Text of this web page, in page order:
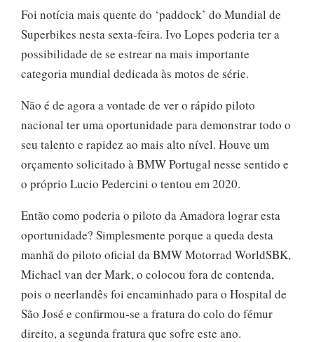
Foi notícia mais quente do ‘paddock’ do Mundial de
Superbikes nesta sexta-feira. Ivo Lopes poderia ter a
possibilidade de se estrear na mais importante
categoria mundial dedicada às motos de série.
Não é de agora a vontade de ver o rápido piloto
nacional ter uma oportunidade para demonstrar todo o
seu talento e rapidez ao mais alto nível. Houve um
orçamento solicitado à BMW Portugal nesse sentido e
o próprio Lucio Pedercini o tentou em 2020.
Então como poderia o piloto da Amadora lograr esta
oportunidade? Simplesmente porque a queda desta
manhã do piloto oficial da BMW Motorrad WorldSBK,
Michael van der Mark, o colocou fora de contenda,
pois o neerlandês foi encaminhado para o Hospital de
São José e confirmou-se a fratura do colo do fémur
direito, a segunda fratura que sofre este ano.